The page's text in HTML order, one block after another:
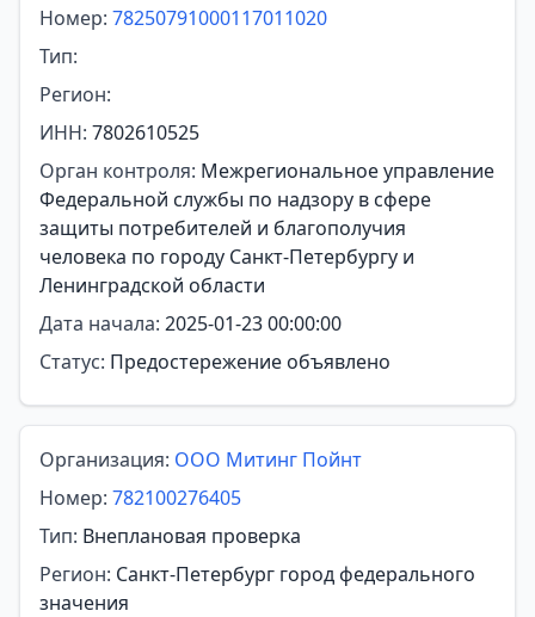
Номер: 78250791000117011020
Тип:
Регион:
ИНН: 7802610525
Орган контроля: Межрегиональное управление
Федеральной службы по надзору в сфере
защиты потребителей и благополучия
человека по городу Санкт-Петербургу и
Ленинградской области
Дата начала: 2025-01-23 00:00:00
Статус: Предостережение объявлено
Организация: ООО Митинг Пойнт
Номер: 782100276405
Тип: Внеплановая проверка
Регион: Санкт-Петербург город федерального
значения